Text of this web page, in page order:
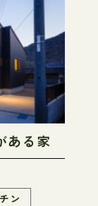
ある家
ン